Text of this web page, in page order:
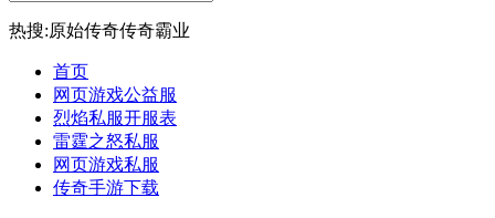
热搜:原始传奇传奇霸业
首页
网页游戏公益服
烈焰私服开服表
雷霆之怒私服
网页游戏私服
传奇手游下载